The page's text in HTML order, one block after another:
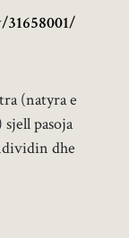
(natyra e
pasoja
dhe